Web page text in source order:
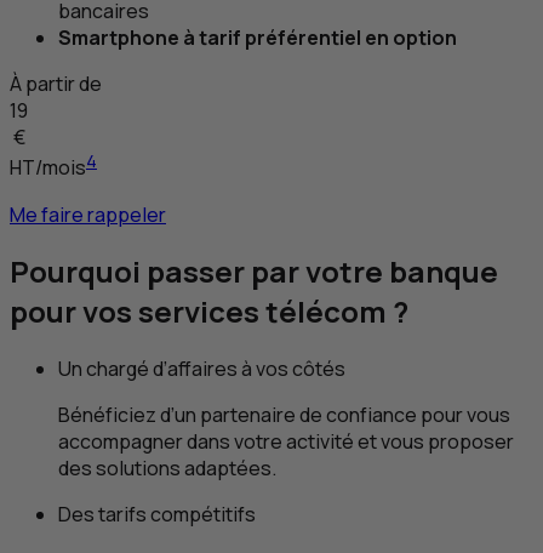
bancaires
Smartphone à tarif préférentiel en option
À partir de
19
€
HT/mois4
Me faire rappeler
Pourquoi passer par votre banque
pour vos services télécom ?
Un chargé d’affaires à vos côtés
Bénéficiez d’un partenaire de confiance pour vous
accompagner dans votre activité et vous proposer
des solutions adaptées.
Des tarifs compétitifs